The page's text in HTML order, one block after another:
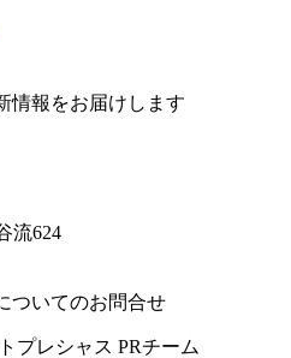
情報をお届けします
流624
ついてのお問合せ
プレシャス PRチーム